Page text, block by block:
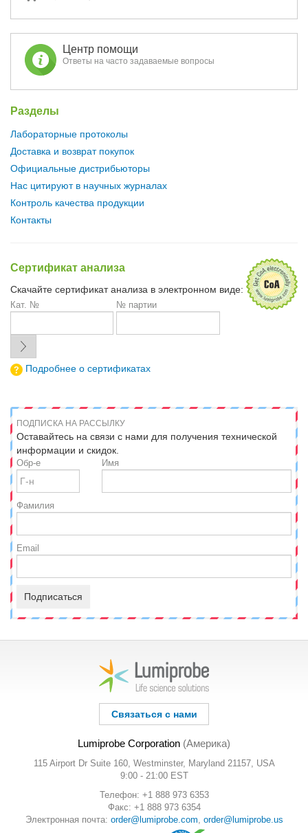
Центр помощи
Ответы на часто задаваемые вопросы
Разделы
Лабораторные протоколы
Доставка и возврат покупок
Официальные дистрибьюторы
Нас цитируют в научных журналах
Контроль качества продукции
Контакты
Сертификат анализа
Скачайте сертификат анализа в электронном виде:
Кат. № № партии
Подробнее о сертификатах
ПОДПИСКА НА РАССЫЛКУ
Оставайтесь на связи с нами для получения технической
информации и скидок.
Обр-е Имя
Фамилия
Email
Подписаться
Связаться с нами
Lumiprobe Corporation (Америка)
115 Airport Dr Suite 160, Westminster, Maryland 21157, USA
9:00 - 21:00 EST
Телефон: +1 888 973 6353
Факс: +1 888 973 6354
Электронная почта: order@lumiprobe.com, order@lumiprobe.us